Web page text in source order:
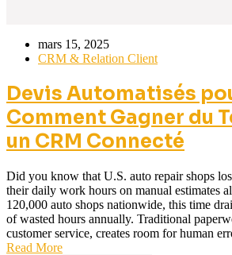
mars 15, 2025
CRM & Relation Client
Devis Automatisés
Comment Gagner du
un CRM Connecté
Did you know that U.S. auto repair shops
their daily work hours on manual estimates
120,000 auto shops nationwide, this time
of wasted hours annually. Traditional
customer service, creates room for human
Read More